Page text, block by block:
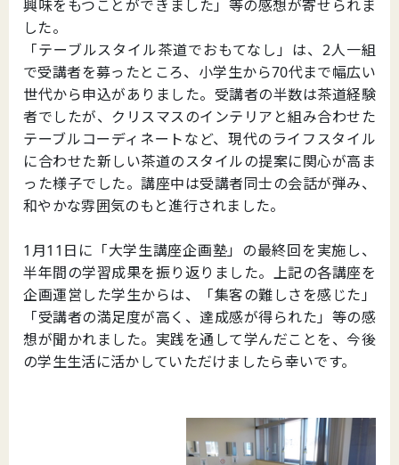
興味をもつことができました」等の感想が寄せられま
した。
「テーブルスタイル茶道でおもてなし」は、2人一組
で受講者を募ったところ、小学生から70代まで幅広い
世代から申込がありました。受講者の半数は茶道経験
者でしたが、クリスマスのインテリアと組み合わせた
テーブルコーディネートなど、現代のライフスタイル
に合わせた新しい茶道のスタイルの提案に関心が高ま
った様子でした。講座中は受講者同士の会話が弾み、
和やかな雰囲気のもと進行されました。
1月11日に「大学生講座企画塾」の最終回を実施し、
半年間の学習成果を振り返りました。上記の各講座を
企画運営した学生からは、「集客の難しさを感じた」
「受講者の満足度が高く、達成感が得られた」等の感
想が聞かれました。実践を通して学んだことを、今後
の学生生活に活かしていただけましたら幸いです。